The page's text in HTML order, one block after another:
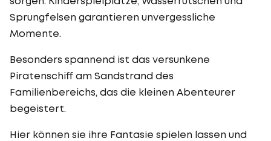
Sprungfelsen garantieren unvergessliche
Momente.
Besonders spannend ist das versunkene
Piratenschiff am Sandstrand des
Familienbereichs, das die kleinen Abenteurer
begeistert.
Hier können sie ihre Fantasie spielen lassen und